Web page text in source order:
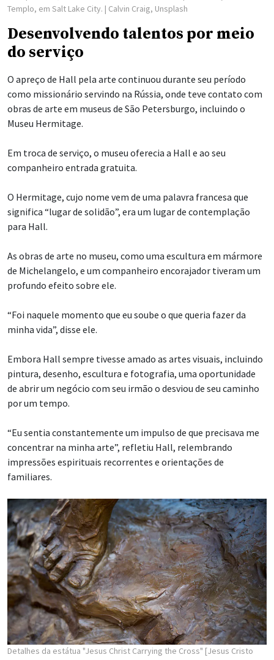
Templo, em Salt Lake City. | Calvin Craig, Unsplash
Desenvolvendo talentos por meio
do serviço
O apreço de Hall pela arte continuou durante seu período
como missionário servindo na Rússia, onde teve contato com
obras de arte em museus de São Petersburgo, incluindo o
Museu Hermitage.
Em troca de serviço, o museu oferecia a Hall e ao seu
companheiro entrada gratuita.
O Hermitage, cujo nome vem de uma palavra francesa que
significa “lugar de solidão”, era um lugar de contemplação
para Hall.
As obras de arte no museu, como uma escultura em mármore
de Michelangelo, e um companheiro encorajador tiveram um
profundo efeito sobre ele.
“Foi naquele momento que eu soube o que queria fazer da
minha vida”, disse ele.
Embora Hall sempre tivesse amado as artes visuais, incluindo
pintura, desenho, escultura e fotografia, uma oportunidade
de abrir um negócio com seu irmão o desviou de seu caminho
por um tempo.
“Eu sentia constantemente um impulso de que precisava me
concentrar na minha arte”, refletiu Hall, relembrando
impressões espirituais recorrentes e orientações de
familiares.
Detalhes da estátua "Jesus Christ Carrying the Cross" [Jesus Cristo